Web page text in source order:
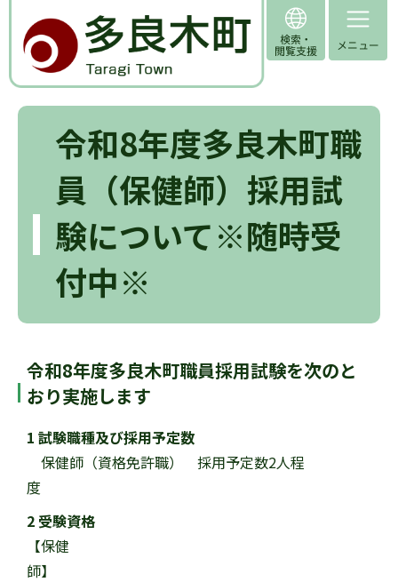
令和8年度多良木町職
員（保健師）採用試
験について※随時受
付中※
令和8年度多良木町職員採用試験を次のと
おり実施します
1 試験職種及び採用予定数
保健師（資格免許職） 採用予定数2人程
2 受験資格
【保健